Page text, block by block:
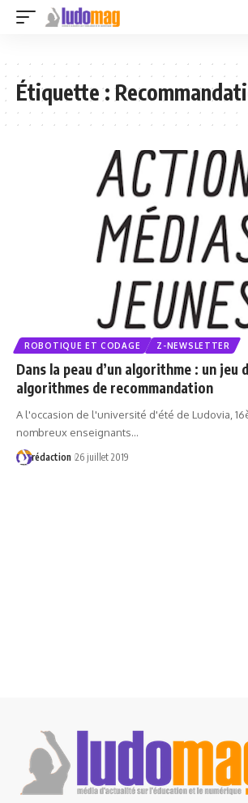
Étiquette :
ROBOTIQUE ET CODAGE Z-NEWSLETTER
Dans la peau d’un algorithme : un jeu
algorithmes de recommandation
A l'occasion de l'université d'été de Ludovia,
nombreux enseignants…
rédaction 26 juillet 2019